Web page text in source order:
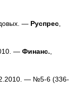
— Руспрес
— Финанс.
— №5-6 (336-